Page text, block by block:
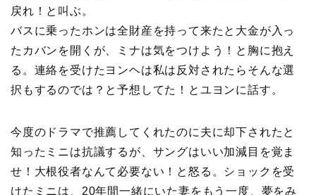
戻れ！と叫ぶ。
バスに乗ったホンは全財産を持って来たと大金が入っ
たカバンを開くが、ミナは気をつけよう！と胸に抱え
る。連絡を受けたヨンヘは私は反対されたらそんな選
択もするのでは？と予想してた！とユヨンに話す。
今度のドラマで推薦してくれたのに夫に却下されたと
知ったミニは抗議するが、サングはいい加減目を覚ま
せ！大根役者なんて必要ない！と怒る。ショックを受
けたミニは、20年間一緒にいた妻をもう一度、夢をみ